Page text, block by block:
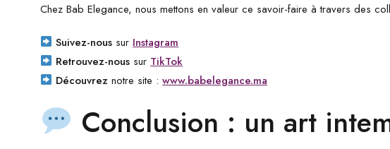
Chez Bab Elegance, nous mettons en valeur ce savoir-faire à travers des
Suivez-nous sur Instagram
Retrouvez-nous sur TikTok
Découvrez notre site :www.babelegance.ma
Conclusion : un art